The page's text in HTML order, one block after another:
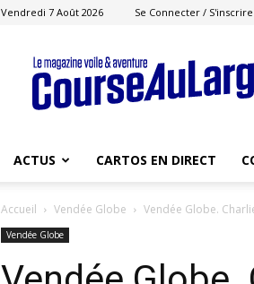
Vendredi 7 Août 2026 Se Connecter / S'inscrire
Course
au
Large
ACTUS CARTOS EN DIRECT
Accueil Vendée Globe Vendée Globe.
Vendée Globe